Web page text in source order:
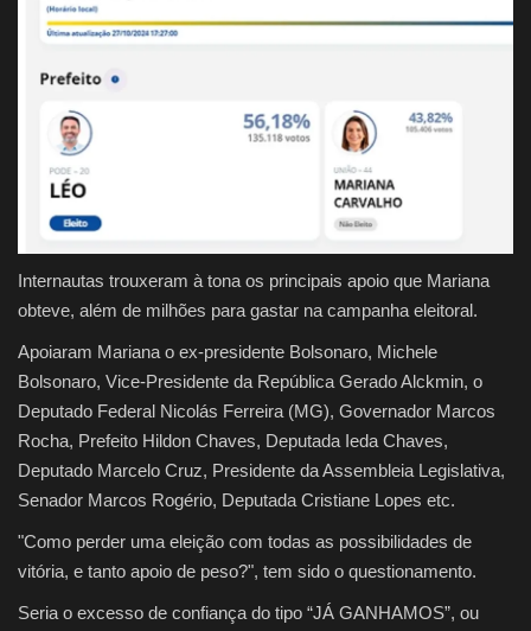
Internautas trouxeram à tona os principais apoio que Mariana
obteve, além de milhões para gastar na campanha eleitoral.
Apoiaram Mariana o ex-presidente Bolsonaro, Michele
Bolsonaro, Vice-Presidente da República Gerado Alckmin, o
Deputado Federal Nicolás Ferreira (MG), Governador Marcos
Rocha, Prefeito Hildon Chaves, Deputada Ieda Chaves,
Deputado Marcelo Cruz, Presidente da Assembleia Legislativa,
Senador Marcos Rogério, Deputada Cristiane Lopes etc.
"Como perder uma eleição com todas as possibilidades de
vitória, e tanto apoio de peso?", tem sido o questionamento.
Seria o excesso de confiança do tipo “JÁ GANHAMOS”, ou